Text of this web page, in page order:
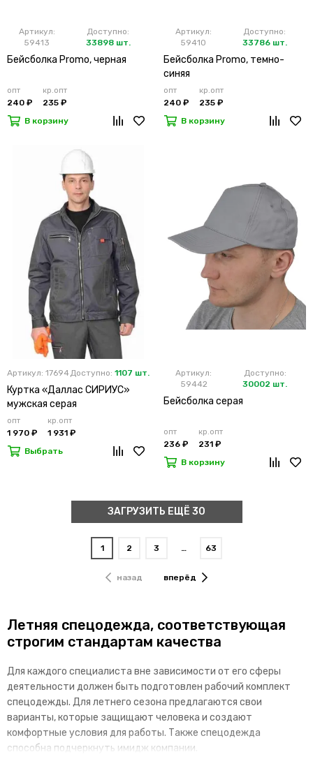
Артикул:
59413
Доступно:
33898 шт.
Бейсболка Promo, черная
опт
240 ₽
кр.опт
235 ₽
В корзину
Артикул:
59410
Доступно:
33786 шт.
Бейсболка Promo, темно-
синяя
опт
240 ₽
кр.опт
235 ₽
В корзину
Артикул: 17694Доступно: 1107 шт.
Куртка «Даллас СИРИУС»
мужская серая
опт
1 970 ₽
кр.опт
1 931 ₽
Выбрать
Артикул:
59442
Доступно:
30002 шт.
Бейсболка серая
опт
236 ₽
кр.опт
231 ₽
В корзину
ЗАГРУЗИТЬ ЕЩЁ 30
назад
1 2 3 … 63
вперёд
Летняя спецодежда, соответствующая
строгим стандартам качества
Для каждого специалиста вне зависимости от его сферы
деятельности должен быть подготовлен рабочий комплект
спецодежды. Для летнего сезона предлагаются свои
варианты, которые защищают человека и создают
комфортные условия для работы. Также спецодежда
способна подчеркнуть имидж компании.